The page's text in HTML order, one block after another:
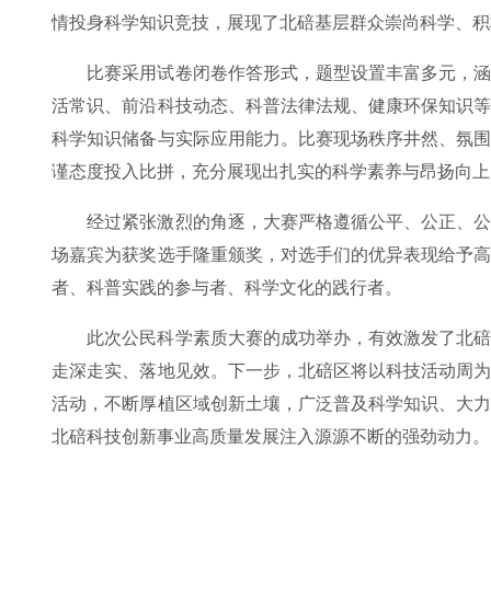
情投身科学知识竞技，展现了北碚基层群众崇尚科学、
比赛采用试卷闭卷作答形式，题型设置丰富多元，
活常识、前沿科技动态、科普法律法规、健康环保知识
科学知识储备与实际应用能力。比赛现场秩序井然、氛
谨态度投入比拼，充分展现出扎实的科学素养与昂扬向
经过紧张激烈的角逐，大赛严格遵循公平、公正、
场嘉宾为获奖选手隆重颁奖，对选手们的优异表现给予
者、科普实践的参与者、科学文化的践行者。
此次公民科学素质大赛的成功举办，有效激发了北
走深走实、落地见效。下一步，北碚区将以科技活动周
活动，不断厚植区域创新土壤，广泛普及科学知识、大
北碚科技创新事业高质量发展注入源源不断的强劲动力。